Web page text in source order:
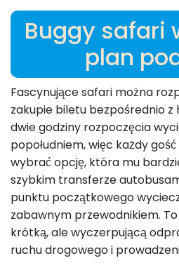
Buggy safari
plan
Fascynujące safari można
zakupie biletu bezpośrednio z
dwie godziny rozpoczęcia
popołudniem, więc każdy
wybrać opcję, która mu
szybkim transferze
punktu początkowego
zabawnym przewodnikiem.
krótką, ale wyczerpującą
ruchu drogowego i